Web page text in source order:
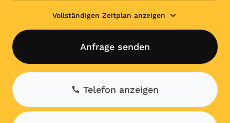
Vollständigen Zeitplan anzeigen
Anfrage senden
Telefon anzeigen